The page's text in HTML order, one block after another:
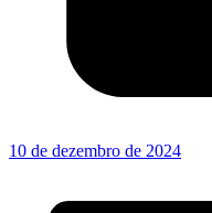
10 de dezembro de 2024